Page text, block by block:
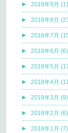
2018年9月
2018年8月
2018年7月
2018年6月 (6)
2018年5月
2018年4月
2018年3月 (9)
2018年2月 (6)
2018年1月 (7)